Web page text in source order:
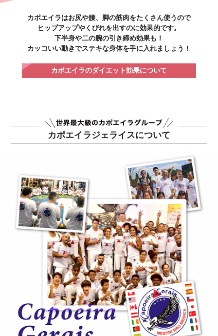
カポエイラはお尻や腰、脚の筋肉をたくさん使うので
ヒップアップやくびれを出すのに効果的です。
下半身や二の腕の引き締め効果も！
カッコいい動きでステキな身体を手に入れましょう！
カポエイラのダイエット効果について
カポエイラジェライスについて